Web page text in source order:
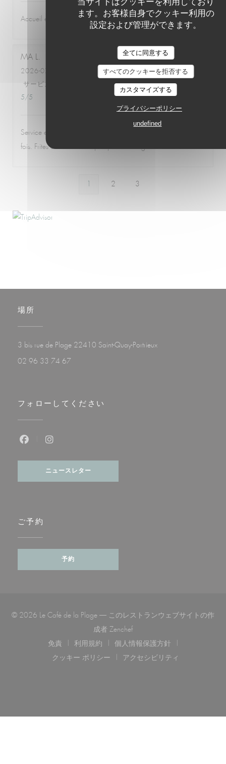
当サイトはクッキーを利用しており
ます。お客様自身でクッキー利用の
設定および管理ができます。
全てに同意する
すべてのクッキーを拒否する
カスタマイズする
プライバシーポリシー
undefined
Accueil et qualité excellents
MA L
2026-07-30
- 21:15 - ゲスト 2
サービス
/5 メニュー: 5/5 品質-価格
5/5
Service excellent, souriant et attentionné, comme à chaque
fois. Frites délicieuses. La poulpe rôtie est géniale.
2 3
場所
3 bis rue de Plage 22410 Saint-Quay-Portrieux((新しいウィンドウで
02 96 33 74 67
フォローしてください
ニュースレター
ご予約
予約
© 2026 Le Café de la Plage — このレストランウェブサイトの作
成者 Zenchef((新しいウィンドウで開きま
免責
利用規約 個人情報保護方針
クッキー ポリシー
アクセシビリティ